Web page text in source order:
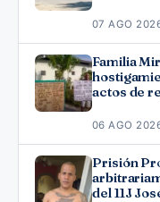
07 AGO
Familia
actos de
06 AGO
Prisión
del 11J